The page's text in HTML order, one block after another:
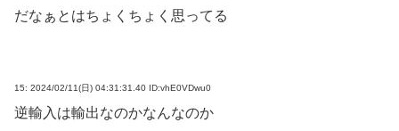
だなぁとはちょくちょく思ってる
15: 2024/02/11(日) 04:31:31.40 ID:vhE0VDwu0
逆輸入は輸出なのかなんなのか